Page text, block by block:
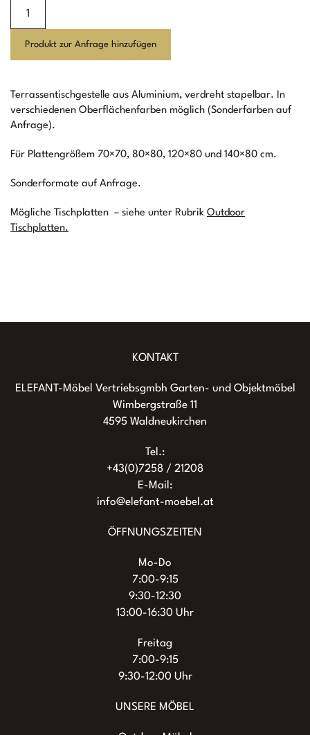
New
Tischgestell
Produkt zur Anfrage hinzufügen
Terrassentischgestelle aus Aluminium, verdreht stapelbar. In
verschiedenen Oberflächenfarben möglich (Sonderfarben auf
Anfrage).
Für Plattengrößem 70×70, 80×80, 120×80 und 140×80 cm.
Sonderformate auf Anfrage.
Mögliche Tischplatten – siehe unter Rubrik Outdoor
Tischplatten.
KONTAKT
ELEFANT-Möbel Vertriebsgmbh Garten- und Objektmöbel
Wimbergstraße 11
4595 Waldneukirchen
Tel.:
+43(0)7258 / 21208
E-Mail:
info@elefant-moebel.at
ÖFFNUNGSZEITEN
Mo-Do
7:00-9:15
9:30-12:30
13:00-16:30 Uhr
Freitag
7:00-9:15
9:30-12:00 Uhr
UNSERE MÖBEL